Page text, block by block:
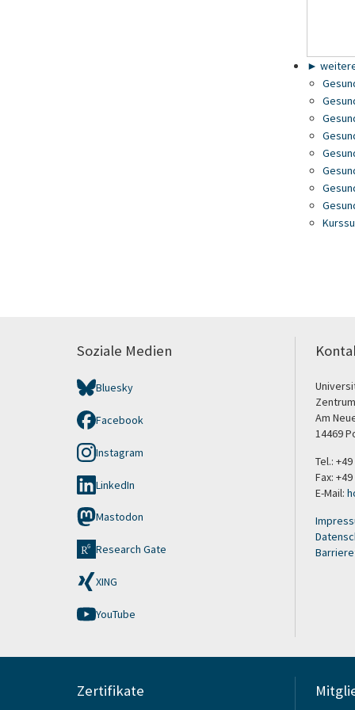
►
Soziale Medien
Bluesky
Facebook
Instagram
LinkedIn
Mastodon
Research Gate
XING
YouTube
Am
14469
Tel.:
Fax:
E-Mail:
Zertifikate